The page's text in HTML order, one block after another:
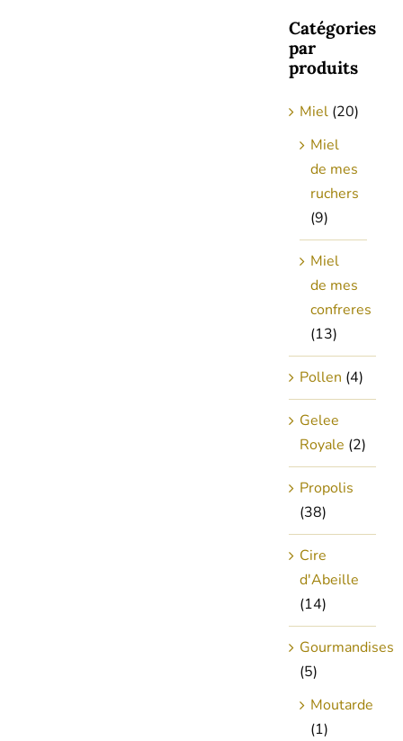
Catégories
par
produits
Miel (20)
Miel
de mes
ruchers
(9)
Miel
de mes
confreres
(13)
Pollen (4)
Gelee
Royale (2)
Propolis
(38)
Cire
d'Abeille
(14)
Gourmandises
(5)
Moutarde
(1)